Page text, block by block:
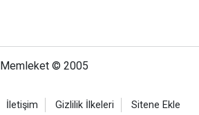
Memleket © 2005
İletişim Gizlilik İlkeleri Sitene Ekle